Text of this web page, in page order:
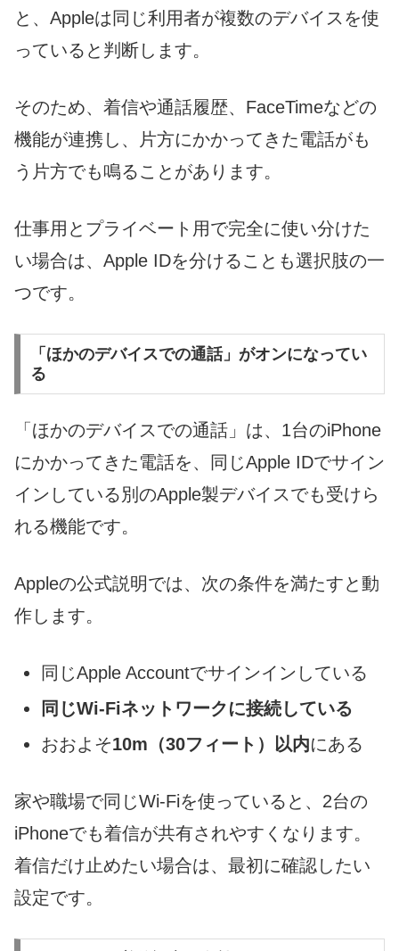
と、Appleは同じ利用者が複数のデバイスを使
っていると判断します。
そのため、着信や通話履歴、FaceTimeなどの
機能が連携し、片方にかかってきた電話がも
う片方でも鳴ることがあります。
仕事用とプライベート用で完全に使い分けた
い場合は、Apple IDを分けることも選択肢の一
つです。
「ほかのデバイスでの通話」がオンになってい
る
「ほかのデバイスでの通話」は、1台のiPhone
にかかってきた電話を、同じApple IDでサイン
インしている別のApple製デバイスでも受けら
れる機能です。
Appleの公式説明では、次の条件を満たすと動
作します。
同じApple Accountでサインインしている
同じWi-Fiネットワークに接続している
おおよそ10m（30フィート）以内にある
家や職場で同じWi-Fiを使っていると、2台の
iPhoneでも着信が共有されやすくなります。
着信だけ止めたい場合は、最初に確認したい
設定です。